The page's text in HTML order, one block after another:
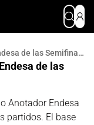
Jean Montero, Máximo Anotador Endesa de las Semifinales
de las
Anotador Endesa
partidos. El base